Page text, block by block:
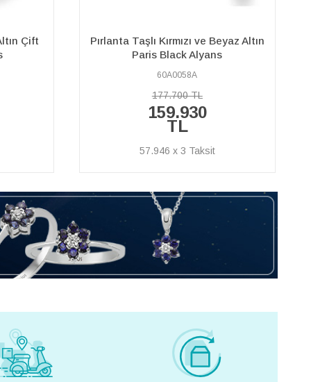
Altın
Pırlanta Taşlı Sarı ve Beyaz Altın
Bomonti Alyans
60A0271A
121.590 TL
109.430
TL
39.649 x 3